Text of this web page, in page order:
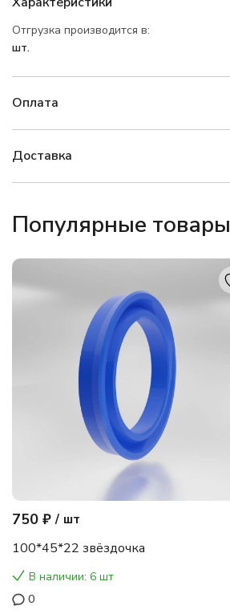
Отгрузка производится в:
шт.
Оплата
Доставка
Популярные товары
750 ₽ / шт
100*45*22 звёздочка
В наличии: 6 шт
0